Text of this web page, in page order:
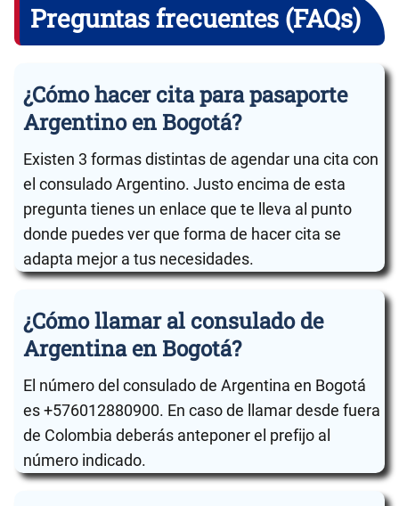
Preguntas frecuentes (FAQs)
¿Cómo hacer cita para pasaporte
Argentino en Bogotá?
Existen 3 formas distintas de agendar una cita con
el consulado Argentino. Justo encima de esta
pregunta tienes un enlace que te lleva al punto
donde puedes ver que forma de hacer cita se
adapta mejor a tus necesidades.
¿Cómo llamar al consulado de
Argentina en Bogotá?
El número del consulado de Argentina en Bogotá
es +576012880900. En caso de llamar desde fuera
de Colombia deberás anteponer el prefijo al
número indicado.